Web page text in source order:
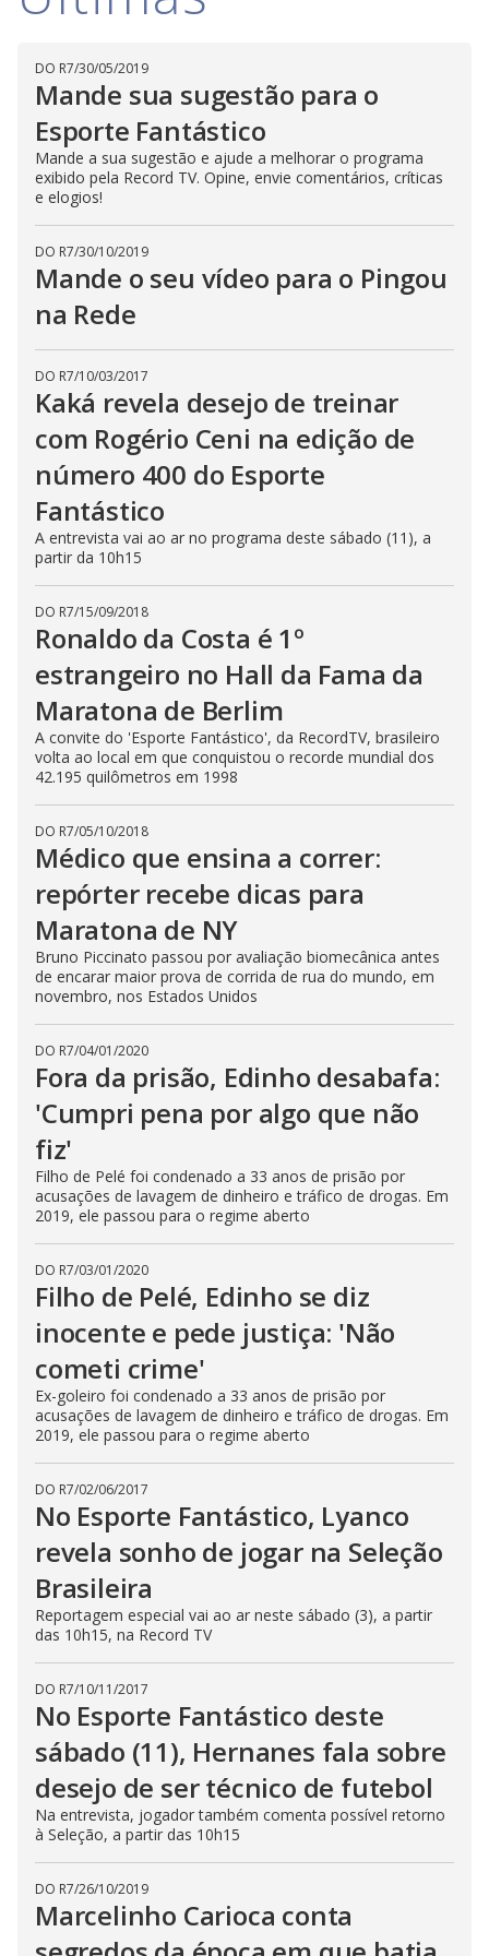
d
e
o
DO R7/30/05/2019
Mande sua sugestão para o
Esporte Fantástico
Mande a sua sugestão e ajude a melhorar o programa
exibido pela Record TV. Opine, envie comentários, críticas
e elogios!
DO R7/30/10/2019
Mande o seu vídeo para o Pingou
na Rede
DO R7/10/03/2017
Kaká revela desejo de treinar
com Rogério Ceni na edição de
número 400 do Esporte
Fantástico
A entrevista vai ao ar no programa deste sábado (11), a
partir da 10h15
DO R7/15/09/2018
Ronaldo da Costa é 1º
estrangeiro no Hall da Fama da
Maratona de Berlim
A convite do 'Esporte Fantástico', da RecordTV, brasileiro
volta ao local em que conquistou o recorde mundial dos
42.195 quilômetros em 1998
DO R7/05/10/2018
Médico que ensina a correr:
repórter recebe dicas para
Maratona de NY
Bruno Piccinato passou por avaliação biomecânica antes
de encarar maior prova de corrida de rua do mundo, em
novembro, nos Estados Unidos
DO R7/04/01/2020
Fora da prisão, Edinho desabafa:
'Cumpri pena por algo que não
fiz'
Filho de Pelé foi condenado a 33 anos de prisão por
acusações de lavagem de dinheiro e tráfico de drogas. Em
2019, ele passou para o regime aberto
DO R7/03/01/2020
Filho de Pelé, Edinho se diz
inocente e pede justiça: 'Não
cometi crime'
Ex-goleiro foi condenado a 33 anos de prisão por
acusações de lavagem de dinheiro e tráfico de drogas. Em
2019, ele passou para o regime aberto
DO R7/02/06/2017
No Esporte Fantástico, Lyanco
revela sonho de jogar na Seleção
Brasileira
Reportagem especial vai ao ar neste sábado (3), a partir
das 10h15, na Record TV
DO R7/10/11/2017
No Esporte Fantástico deste
sábado (11), Hernanes fala sobre
desejo de ser técnico de futebol
Na entrevista, jogador também comenta possível retorno
à Seleção, a partir das 10h15
DO R7/26/10/2019
Marcelinho Carioca conta